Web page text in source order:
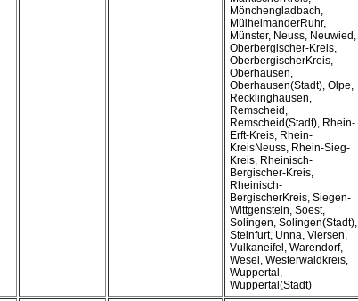
Mönchengladbach,
MülheimanderRuhr,
Münster, Neuss, Neuwied,
Oberbergischer-Kreis,
OberbergischerKreis,
Oberhausen,
Oberhausen(Stadt), Olpe,
Recklinghausen,
Remscheid,
Remscheid(Stadt), Rhein-
Erft-Kreis, Rhein-
KreisNeuss, Rhein-Sieg-
Kreis, Rheinisch-
Bergischer-Kreis,
Rheinisch-
BergischerKreis, Siegen-
Wittgenstein, Soest,
Solingen, Solingen(Stadt),
Steinfurt, Unna, Viersen,
Vulkaneifel, Warendorf,
Wesel, Westerwaldkreis,
Wuppertal,
Wuppertal(Stadt)